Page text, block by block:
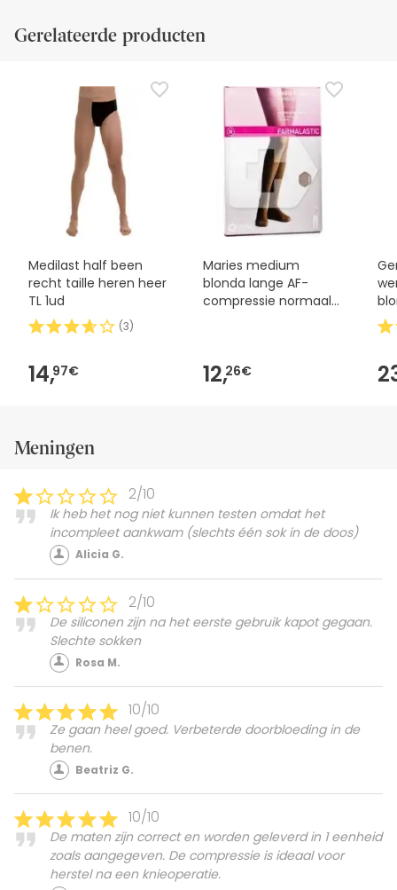
Gerelateerde producten
Medilast half been
recht taille heren heer
TL 1ud
(3)
14,97€
Maries medium
blonda lange AF-
compressie normaal
12,26€
Meningen
2/10
Ik heb het nog niet kunnen testen omdat het
incompleet aankwam (slechts één sok in de doos)
Alicia G.
2/10
De siliconen zijn na het eerste gebruik kapot gegaan.
Slechte sokken
Rosa M.
10/10
Ze gaan heel goed. Verbeterde doorbloeding in de
benen.
Beatriz G.
10/10
De maten zijn correct en worden geleverd in 1 eenheid
zoals aangegeven. De compressie is ideaal voor
herstel na een knieoperatie.